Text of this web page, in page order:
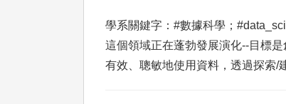
學系關鍵字：#數據科學；
這個領域正在蓬勃發展演化--目標
有效、聰敏地使用資料，透過探索/